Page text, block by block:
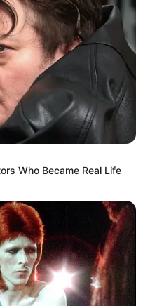
Großen Tiergarten
wird die Siegessäule
bezeichnet. Das 1873
steht auf dem Großen
des
Müggelsee
Dort gibt es mehrere
der Müggelsee, der
dem Ausflugsschiff.
Lenné und Fürst von
gestalteter
Who Became Real Life